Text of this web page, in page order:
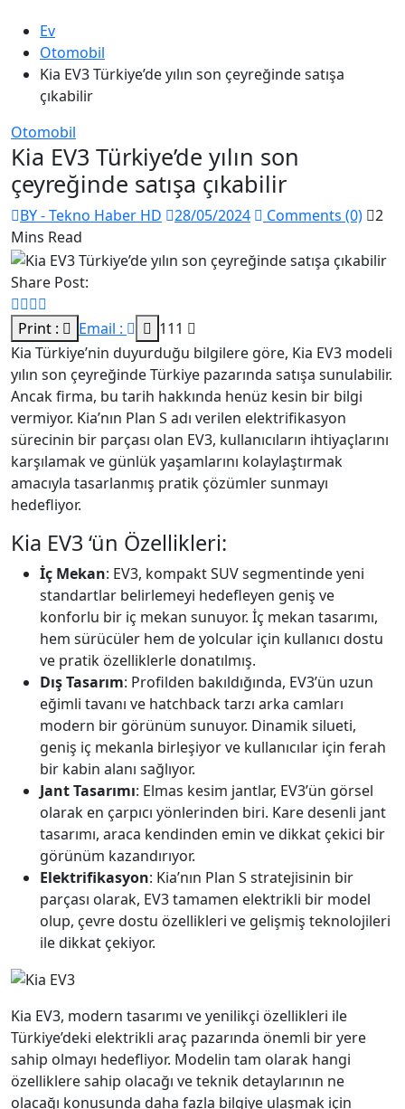
Ev
Otomobil
Kia EV3 Türkiye’de yılın son çeyreğinde satışa
çıkabilir
Otomobil
Kia EV3 Türkiye’de yılın son
çeyreğinde satışa çıkabilir
BY - Tekno Haber HD 28/05/2024 Comments (0)
2
Mins Read
Share Post:
Print : Email :
111
Kia Türkiye’nin duyurduğu bilgilere göre, Kia EV3 modeli
yılın son çeyreğinde Türkiye pazarında satışa sunulabilir.
Ancak firma, bu tarih hakkında henüz kesin bir bilgi
vermiyor. Kia’nın Plan S adı verilen elektrifikasyon
sürecinin bir parçası olan EV3, kullanıcıların ihtiyaçlarını
karşılamak ve günlük yaşamlarını kolaylaştırmak
amacıyla tasarlanmış pratik çözümler sunmayı
hedefliyor.
Kia EV3 ‘ün Özellikleri:
İç Mekan: EV3, kompakt SUV segmentinde yeni
standartlar belirlemeyi hedefleyen geniş ve
konforlu bir iç mekan sunuyor. İç mekan tasarımı,
hem sürücüler hem de yolcular için kullanıcı dostu
ve pratik özelliklerle donatılmış.
Dış Tasarım: Profilden bakıldığında, EV3’ün uzun
eğimli tavanı ve hatchback tarzı arka camları
modern bir görünüm sunuyor. Dinamik silueti,
geniş iç mekanla birleşiyor ve kullanıcılar için ferah
bir kabin alanı sağlıyor.
Jant Tasarımı: Elmas kesim jantlar, EV3’ün görsel
olarak en çarpıcı yönlerinden biri. Kare desenli jant
tasarımı, araca kendinden emin ve dikkat çekici bir
görünüm kazandırıyor.
Elektrifikasyon: Kia’nın Plan S stratejisinin bir
parçası olarak, EV3 tamamen elektrikli bir model
olup, çevre dostu özellikleri ve gelişmiş teknolojileri
ile dikkat çekiyor.
Kia EV3, modern tasarımı ve yenilikçi özellikleri ile
Türkiye’deki elektrikli araç pazarında önemli bir yere
sahip olmayı hedefliyor. Modelin tam olarak hangi
özelliklere sahip olacağı ve teknik detaylarının ne
olacağı konusunda daha fazla bilgiye ulaşmak için